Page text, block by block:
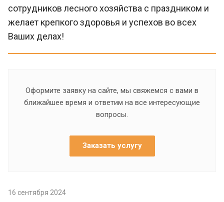
сотрудников лесного хозяйства с праздником и
желает крепкого здоровья и успехов во всех
Ваших делах!
Оформите заявку на сайте, мы свяжемся с вами в
ближайшее время и ответим на все интересующие
вопросы.
Заказать услугу
16 сентября 2024